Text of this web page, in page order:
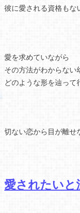
彼に愛される資格もな
愛を求めていながら
その方法がわからない
どのような形を辿って
切ない恋から目が離せ
愛されたいと